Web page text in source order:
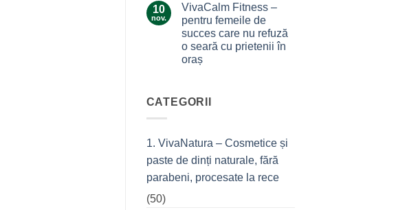
tree?
Ingredientul
de
top
10
nov.
VivaCalm Fitness –
pentru femeile de
succes care nu refuză
o seară cu prietenii în
oraș
VivaCalm
Fitness
de
care
refuză
CATEGORII
1. VivaNatura – Cosmetice și
paste de dinți naturale, fără
parabeni, procesate la rece
(50)